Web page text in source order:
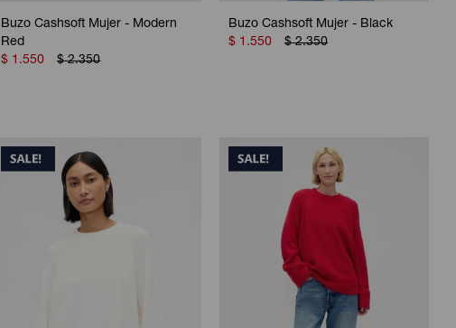
Buzo Cashsoft Mujer - Modern
Red
$ 1.550 $ 2.350
Buzo Cashsoft Mujer - Black
$ 1.550 $ 2.350